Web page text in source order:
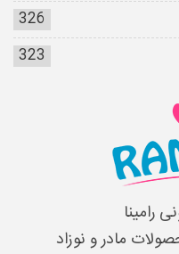
326
323
رامینا
مادر و نوزاد